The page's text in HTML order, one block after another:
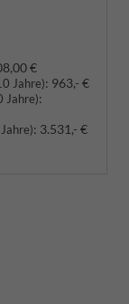
€
Jahre): 963,- €
Jahre):
: 3.531,- €